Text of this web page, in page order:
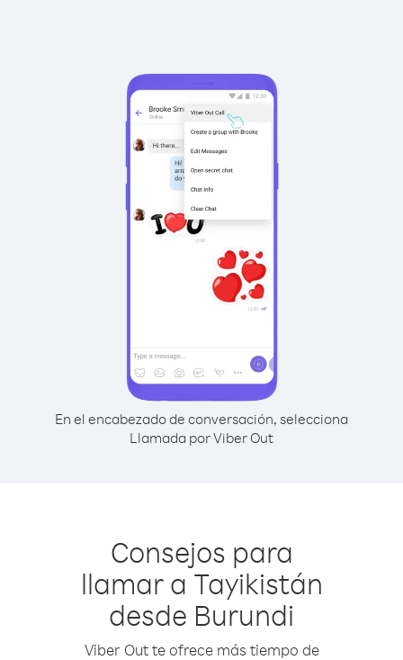
En el encabezado de conversación, selecciona
Llamada por Viber Out
Consejos para
llamar a Tayikistán
desde Burundi
Viber Out te ofrece más tiempo de